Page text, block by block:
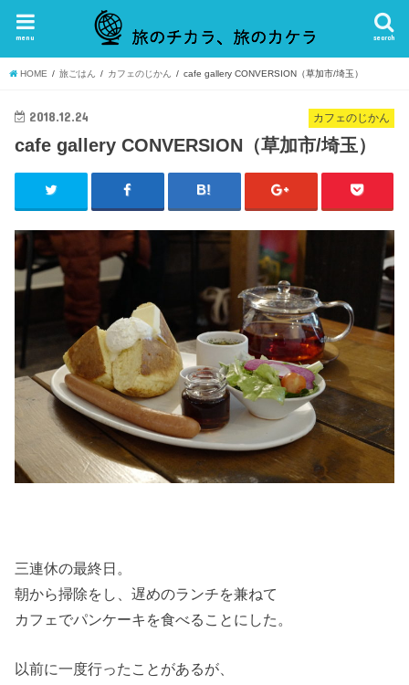
search
menu
HOME 旅ごはん カフェのじかん cafe gallery CONVERSION（草加市/埼玉）
カフェのじかん
2018.12.24
cafe gallery CONVERSION（草加市/埼玉）
三連休の最終日。
朝から掃除をし、遅めのランチを兼ねて
カフェでパンケーキを食べることにした。
以前に一度行ったことがあるが、